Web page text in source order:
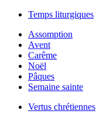
Temps liturgiques
Assomption
Avent
Carême
Noël
Pâques
Semaine sainte
Vertus chrétiennes